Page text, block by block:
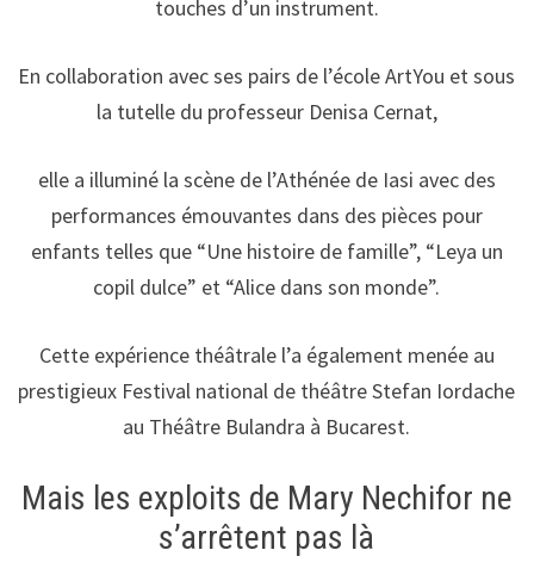
touches d’un instrument.
En collaboration avec ses pairs de l’école ArtYou et sous
la tutelle du professeur Denisa Cernat,
elle a illuminé la scène de l’Athénée de Iasi avec des
performances émouvantes dans des pièces pour
enfants telles que “Une histoire de famille”, “Leya un
copil dulce” et “Alice dans son monde”.
Cette expérience théâtrale l’a également menée au
prestigieux Festival national de théâtre Stefan Iordache
au Théâtre Bulandra à Bucarest.
Mais les exploits de Mary Nechifor ne
s’arrêtent pas là